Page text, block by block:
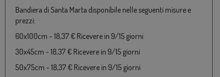
Bandiera di Santa Marta disponibile nelle seguenti misure e
prezzi:
60x100cm - 18,37 € Ricevere in 9/15 giorni
30x45cm - 18,37 € Ricevere in 9/15 giorni
50x75cm - 18,37 € Ricevere in 9/15 giorni